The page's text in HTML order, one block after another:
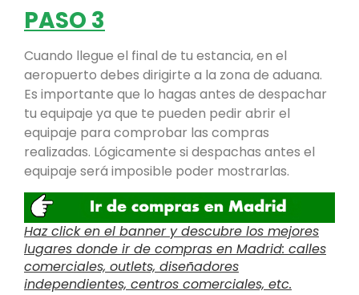
PASO 3
Cuando llegue el final de tu estancia, en el
aeropuerto debes dirigirte a la zona de aduana.
Es importante que lo hagas antes de despachar
tu equipaje ya que te pueden pedir abrir el
equipaje para comprobar las compras
realizadas. Lógicamente si despachas antes el
equipaje será imposible poder mostrarlas.
Haz click en el banner y descubre los mejores
lugares donde ir de compras en Madrid: calles
comerciales, outlets, diseñadores
independientes, centros comerciales, etc.